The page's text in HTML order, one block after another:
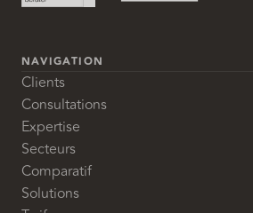
NAVIGATION
Clients
Consultations
Expertise
Secteurs
Comparatif
Solutions